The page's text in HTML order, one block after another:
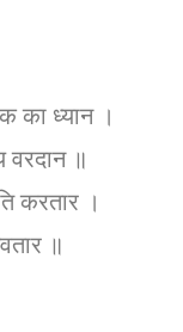
का ध्यान ।
वरदान ॥
करतार ।
॥